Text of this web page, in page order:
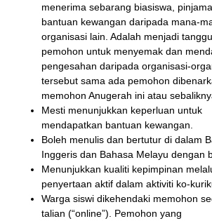
menerima sebarang biasiswa,
bantuan kewangan daripada mana-
organisasi lain. Adalah menjadi
pemohon untuk menyemak dan
pengesahan daripada organisasi-
tersebut sama ada pemohon
memohon Anugerah ini atau
Mesti menunjukkan keperluan untuk
mendapatkan bantuan kewangan.
Boleh menulis dan bertutur di dalam
Inggeris dan Bahasa Melayu dengan
Menunjukkan kualiti kepimpinan
penyertaan aktif dalam aktiviti ko-
Warga siswi dikehendaki memohon
talian (“online”). Pemohon yang